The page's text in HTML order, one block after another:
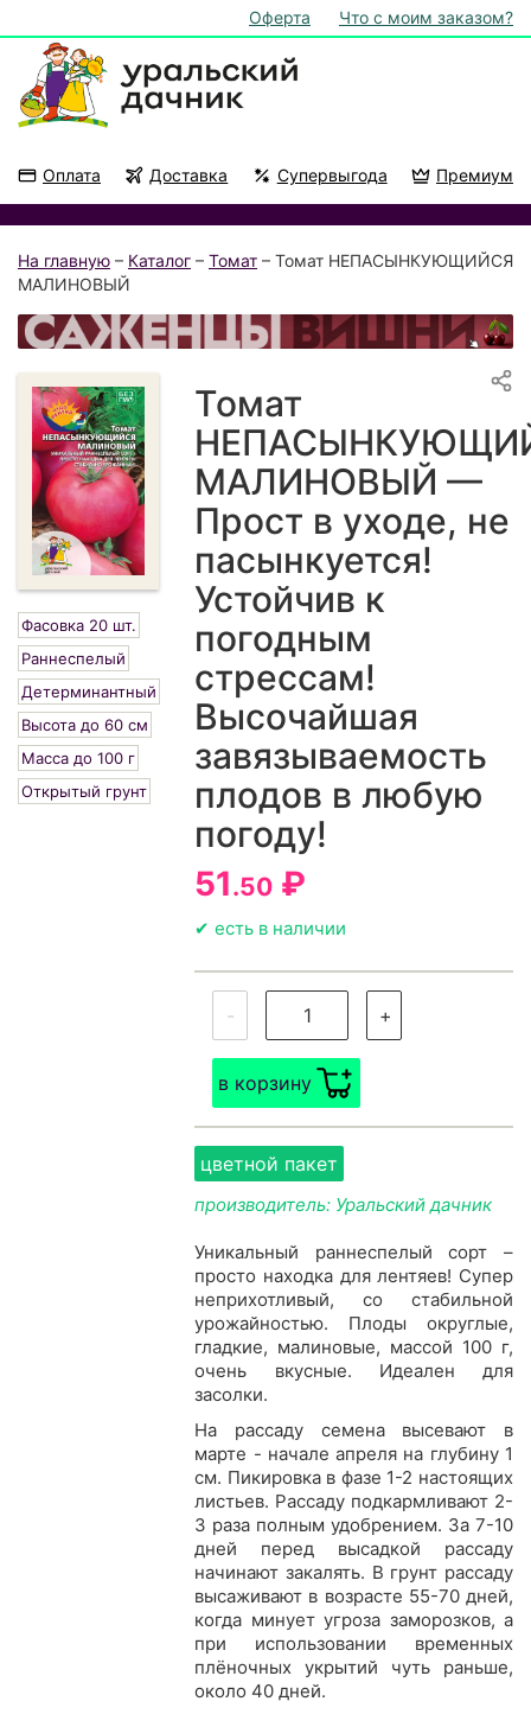
Оферта Что с моим заказом?
Оплата Доставка Супервыгода Премиум
На главную – Каталог – Томат – Томат НЕПАСЫНКУЮЩИЙСЯ
МАЛИНОВЫЙ
Фасовка 20 шт.
Раннеспелый
Детерминантный
Высота до 60 см
Масса до 100 г
Открытый грунт
Томат
МАЛИНОВЫЙ —
Прост в уходе, не
пасынкуется!
Устойчив к
погодным
стрессам!
Высочайшая
завязываемость
плодов в любую
погоду!
51.50 ₽
✔ есть в наличии
- +
в корзину
цветной пакет
производитель: Уральский дачник
Уникальный раннеспелый сорт –
просто находка для лентяев! Супер
неприхотливый, со стабильной
урожайностью. Плоды округлые,
гладкие, малиновые, массой 100 г,
очень вкусные. Идеален для
засолки.
На рассаду семена высевают в
марте - начале апреля на глубину 1
см. Пикировка в фазе 1-2 настоящих
листьев. Рассаду подкармливают 2-
3 раза полным удобрением. За 7-10
дней перед высадкой рассаду
начинают закалять. В грунт рассаду
высаживают в возрасте 55-70 дней,
когда минует угроза заморозков, а
при использовании временных
плёночных укрытий чуть раньше,
около 40 дней.